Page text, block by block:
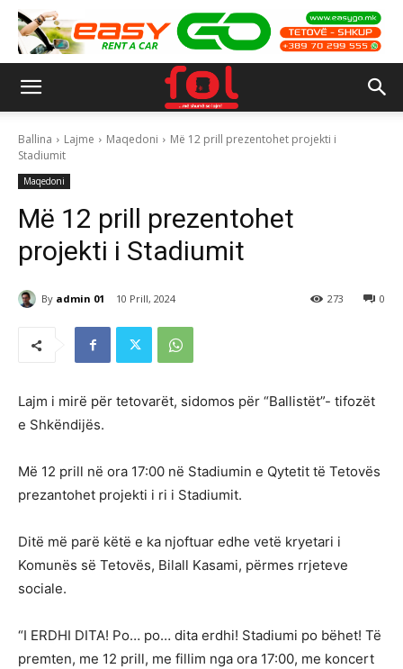
Ballina Lajme Maqedoni
Më 12 prill prezentohet projekti i
Stadiumit
Maqedoni
Më 12 prill prezentohet
projekti i Stadiumit
By admin 01 10 Prill, 2024 0
273
Lajm i mirë për tetovarët, sidomos për “Ballistët”- tifozët
e Shkëndijës.
Më 12 prill në ora 17:00 në Stadiumin e Qytetit të Tetovës
prezantohet projekti i ri i Stadiumit.
Ditë më parë këtë e ka njoftuar edhe vetë kryetari i
Komunës së Tetovës, Bilall Kasami, përmes rrjeteve
sociale.
“I ERDHI DITA! Po… po… dita erdhi! Stadiumi po bëhet! Të
premten, me 12 prill, me fillim nga ora 17:00, me koncert